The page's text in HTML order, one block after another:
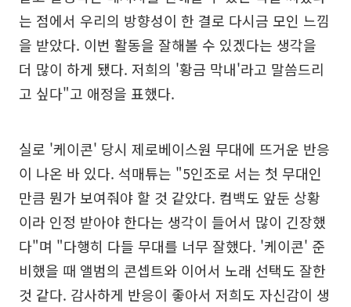
는 점에서 우리의 방향성이 한 결로 다시금 모인 느낌
을 받았다. 이번 활동을 잘해볼 수 있겠다는 생각을
더 많이 하게 됐다. 저희의 '황금 막내'라고 말씀드리
고 싶다"고 애정을 표했다.
실로 '케이콘' 당시 제로베이스원 무대에 뜨거운 반응
이 나온 바 있다. 석매튜는 "5인조로 서는 첫 무대인
만큼 뭔가 보여줘야 할 것 같았다. 컴백도 앞둔 상황
이라 인정 받아야 한다는 생각이 들어서 많이 긴장했
다"며 "다행히 다들 무대를 너무 잘했다. '케이콘' 준
비했을 때 앨범의 콘셉트와 이어서 노래 선택도 잘한
것 같다. 감사하게 반응이 좋아서 저희도 자신감이 생